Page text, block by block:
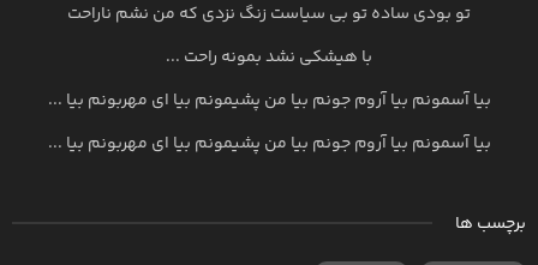
تو بودی ساده تو بی سیاست زنگ نزدی که من نشم ناراحت
با هیشکی نشد بمونه راحت ...
بیا آسمونم بیا آروم جونم بیا من پشیمونم بیا ای مهربونم بیا ...
بیا آسمونم بیا آروم جونم بیا من پشیمونم بیا ای مهربونم بیا ...
برچسب ها